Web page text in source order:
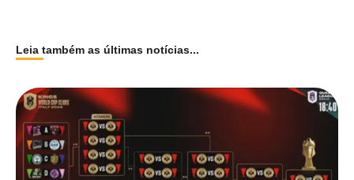
Leia também as últimas notícias...